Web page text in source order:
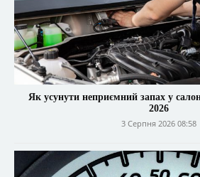
Як усунути неприємний запах у
2026
3 Серпня 2026 08:58